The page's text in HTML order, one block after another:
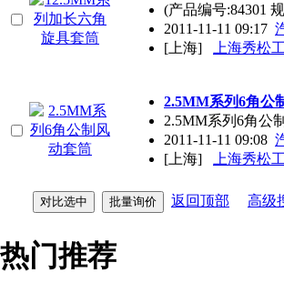
(产品编号:84301
2011-11-11 09:17
[上海]
上海秀松
2.5MM系列6角公
2.5MM系列6角公
2011-11-11 09:08
[上海]
上海秀松
返回顶部 高级
热门推荐